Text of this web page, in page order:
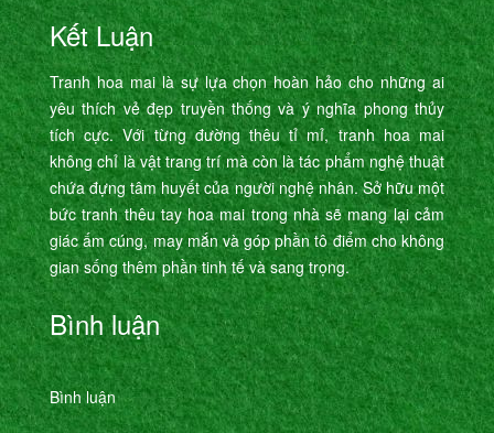
Kết Luận
Tranh hoa mai là sự lựa chọn hoàn hảo cho những ai
yêu thích vẻ đẹp truyền thống và ý nghĩa phong thủy
tích cực. Với từng đường thêu tỉ mỉ, tranh hoa mai
không chỉ là vật trang trí mà còn là tác phẩm nghệ thuật
chứa đựng tâm huyết của người nghệ nhân. Sở hữu một
bức tranh thêu tay hoa mai trong nhà sẽ mang lại cảm
giác ấm cúng, may mắn và góp phần tô điểm cho không
gian sống thêm phần tinh tế và sang trọng.
Bình luận
Bình luận